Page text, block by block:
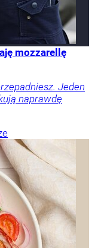
mozzarellę
Jeden
naprawdę